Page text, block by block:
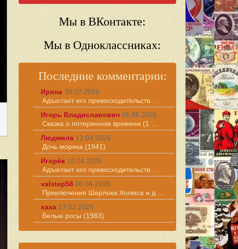
Мы в ВКонтакте:
Мы в Одноклассниках:
Последние комментарии:
Ирина 30.07.2026
Адъютант его превосходительств ...
Игорь Владиславович 06.06.2026
Сказка о потерянном времени (1 ...
Людмила 12.04.2026
Дочь моряка (1941)
Игорёк 10.04.2026
Адъютант его превосходительств ...
valstep58 06.04.2026
Приключения Шерлока Холмса и д ...
хаха 17.02.2026
Белые росы (1983)